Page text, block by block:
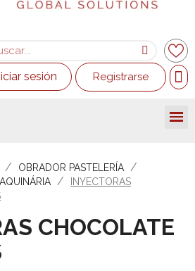
sesión Registrarse
OBRADOR PASTELERÍA
INYECTORAS
CHOCOLATE